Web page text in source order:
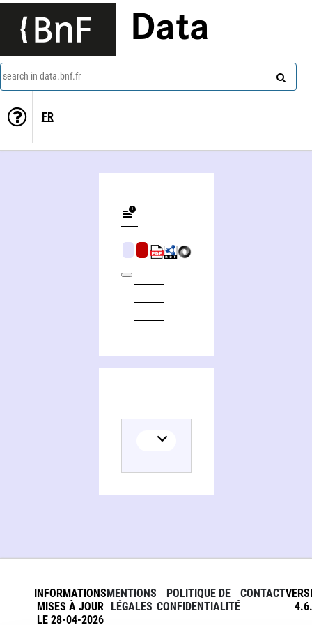
Data
search in data.bnf.fr
FR
INFORMATIONS
MISES À JOUR
LE 28-04-2026
MENTIONS
LÉGALES
POLITIQUE DE
CONFIDENTIALITÉ
CONTACT